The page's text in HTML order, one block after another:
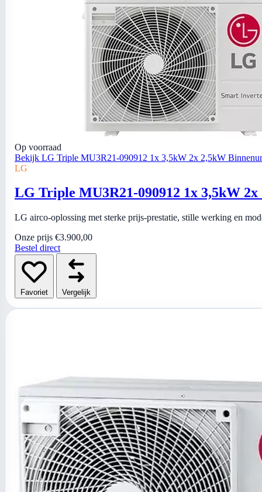
Op voorraad
Bekijk LG Triple MU3R21-090912 1x 3,5kW 2x 2,5kW
LG
LG Triple MU3R21-090912 1x 3,5kW
LG airco-oplossing met sterke prijs-prestatie, stille werking en
Onze prijs €3.900,00
Bestel direct
Favoriet Vergelijk